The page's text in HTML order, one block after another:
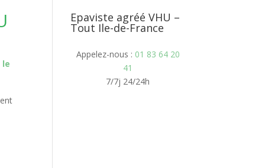
le
Epaviste agréé VHU –
Tout Ile-de-France
Appelez-nous : 01 83 64 20
41
7/7j 24/24h